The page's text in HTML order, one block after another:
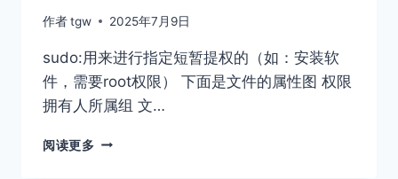
作者tgw 2025年7月9日
sudo:用来进行指定短暂提权的（如：安装软
件，需要root权限） 下面是文件的属性图 权限
拥有人所属组 文…
阅读更多 LINUX